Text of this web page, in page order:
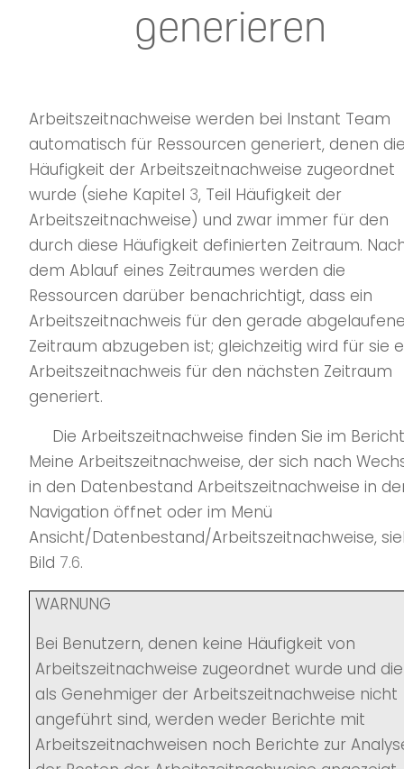
generieren
Arbeitszeitnachweise werden bei Instant Team
automatisch für Ressourcen generiert, denen
Häufigkeit der Arbeitszeitnachweise zugeordnet
wurde (siehe Kapitel 3, Teil Häufigkeit der
Arbeitszeitnachweise) und zwar immer für den
durch diese Häufigkeit definierten Zeitraum.
dem Ablauf eines Zeitraumes werden die
Ressourcen darüber benachrichtigt, dass ein
Arbeitszeitnachweis für den gerade
Zeitraum abzugeben ist; gleichzeitig wird für sie
Arbeitszeitnachweis für den nächsten Zeitraum
generiert.
Die Arbeitszeitnachweise finden Sie im Bericht
Meine Arbeitszeitnachweise, der sich nach
in den Datenbestand Arbeitszeitnachweise in
Navigation öffnet oder im Menü
Ansicht/Datenbestand/Arbeitszeitnachweise,
Bild 7.6.
WARNUNG
Bei Benutzern, denen keine Häufigkeit von
Arbeitszeitnachweise zugeordnet wurde und die
als Genehmiger der Arbeitszeitnachweise nicht
angeführt sind, werden weder Berichte mit
Arbeitszeitnachweisen noch Berichte zur